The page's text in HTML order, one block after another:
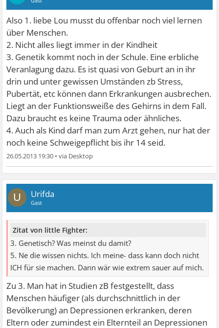
Also 1. liebe Lou musst du offenbar noch viel lernen
über Menschen.
2. Nicht alles liegt immer in der Kindheit
3. Genetik kommt noch in der Schule. Eine erbliche
Veranlagung dazu. Es ist quasi von Geburt an in ihr
drin und unter gewissen Umständen zb Stress,
Pubertät, etc können dann Erkrankungen ausbrechen.
Liegt an der Funktionsweiße des Gehirns in dem Fall.
Dazu braucht es keine Trauma oder ähnliches.
4. Auch als Kind darf man zum Arzt gehen, nur hat der
noch keine Schweigepflicht bis ihr 14 seid.
26.05.2013 19:30 •
U Urifda
Gast
Zitat von little Fighter:
3. Genetisch? Was meinst du damit?
5. Ne die wissen nichts. Ich meine- dass kann doch nicht
ICH für sie machen. Dann wär wie extrem sauer auf mich.
Zu 3. Man hat in Studien zB festgestellt, dass
Menschen häufiger (als durchschnittlich in der
Bevölkerung) an Depressionen erkranken, deren
Eltern oder zumindest ein Elternteil an Depressionen